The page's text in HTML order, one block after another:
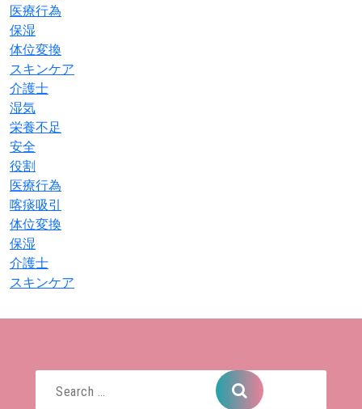
医療行為
保湿
体位変換
スキンケア
介護士
湿気
栄養不足
安全
役割
医療行為
喀痰吸引
体位変換
保湿
介護士
スキンケア
Search